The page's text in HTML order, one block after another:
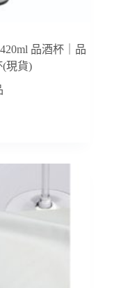
品酒杯｜品
(現貨)